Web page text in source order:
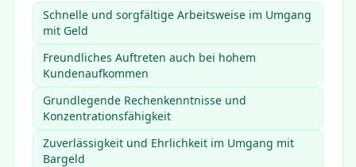
Schnelle und sorgfältige Arbeitsweise im Umgang
mit Geld
Freundliches Auftreten auch bei hohem
Kundenaufkommen
Grundlegende Rechenkenntnisse und
Konzentrationsfähigkeit
Zuverlässigkeit und Ehrlichkeit im Umgang mit
Bargeld